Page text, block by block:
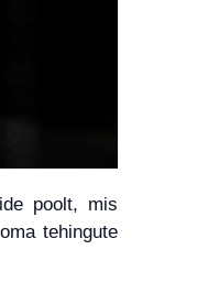
poolt, mis
tehingute